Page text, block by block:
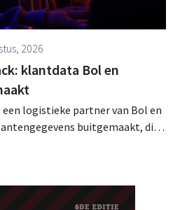
2026
klantdata Bol en
een logistieke partner van Bol en
buitgemaakt, die